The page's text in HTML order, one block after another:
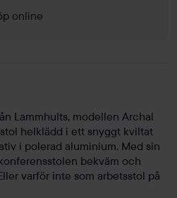
online
Lammhults, modellen Archal
helklädd i ett snyggt kviltat
i polerad aluminium. Med sin
bekväm och
varför inte som arbetsstol på